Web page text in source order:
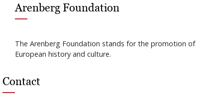
Arenberg Foundation
The Arenberg Foundation stands for the promotion of
European history and culture.
Contact